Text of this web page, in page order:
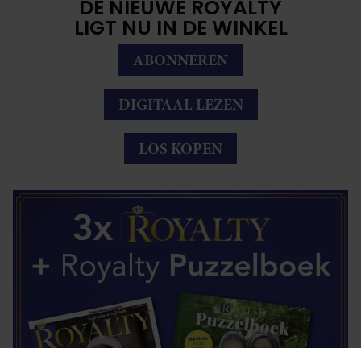
DE NIEUWE ROYALTY
LIGT NU IN DE WINKEL
ABONNEREN
DIGITAAL LEZEN
LOS KOPEN